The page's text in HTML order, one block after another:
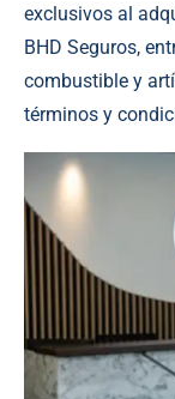
exclusivos al
BHD Seguros,
combustible y
términos y